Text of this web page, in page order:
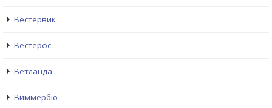
Вестервик
Вестерос
Ветланда
Виммербю